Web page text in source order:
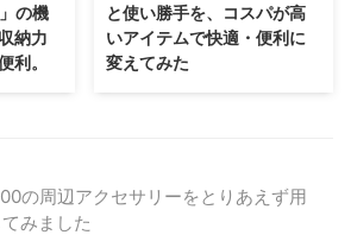
の機
納力
利。
と使い勝手を、コスパが高
いアイテムで快適・便利に
変えてみた
の周辺アクセサリーをとりあえず用
みました